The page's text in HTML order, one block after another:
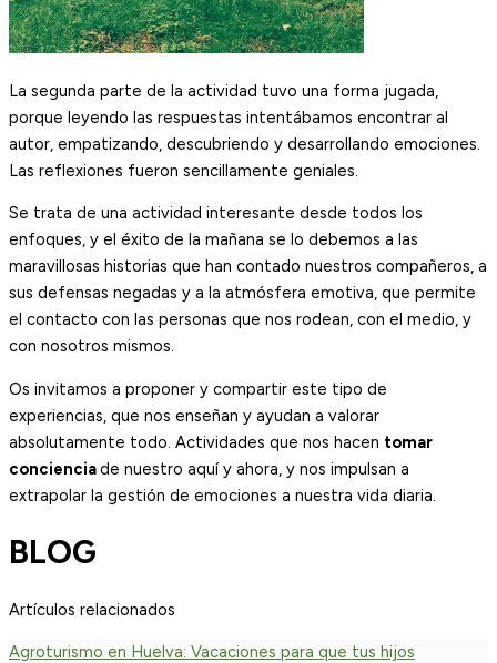
La segunda parte de la actividad tuvo una forma jugada,
porque leyendo las respuestas intentábamos encontrar al
autor, empatizando, descubriendo y desarrollando emociones.
Las reflexiones fueron sencillamente geniales.
Se trata de una actividad interesante desde todos los
enfoques, y el éxito de la mañana se lo debemos a las
maravillosas historias que han contado nuestros compañeros, a
sus defensas negadas y a la atmósfera emotiva, que permite
el contacto con las personas que nos rodean, con el medio, y
con nosotros mismos.
Os invitamos a proponer y compartir este tipo de
experiencias, que nos enseñan y ayudan a valorar
absolutamente todo. Actividades que nos hacen tomar
concienciade nuestro aquí y ahora, y nos impulsan a
extrapolar la gestión de emociones a nuestra vida diaria.
BLOG
Artículos relacionados
Agroturismo en Huelva: Vacaciones para que tus hijos